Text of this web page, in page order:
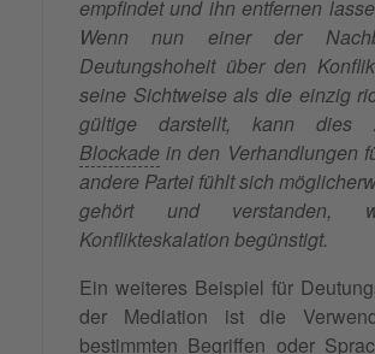
empfindet und ihn entfernen
Wenn nun einer der
Deutungshoheit über den
seine Sichtweise als die einzig
gültige darstellt, kann dies
Blockade in den Verhandlungen
andere Partei fühlt sich
gehört und verstanden,
Konflikteskalation begünstigt.
Ein weiteres Beispiel für
der Mediation ist die
bestimmten Begriffen oder